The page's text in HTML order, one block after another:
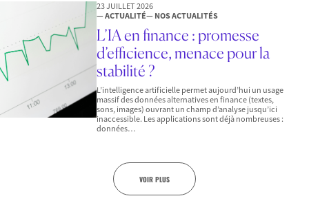
23 JUILLET 2026
— ACTUALITÉ— NOS ACTUALITÉS
L’IA en finance : promesse
d’efficience, menace pour la
stabilité ?
L’intelligence artificielle permet aujourd’hui un usage
massif des données alternatives en finance (textes,
sons, images) ouvrant un champ d’analyse jusqu’ici
inaccessible. Les applications sont déjà nombreuses :
données…
VOIR PLUS